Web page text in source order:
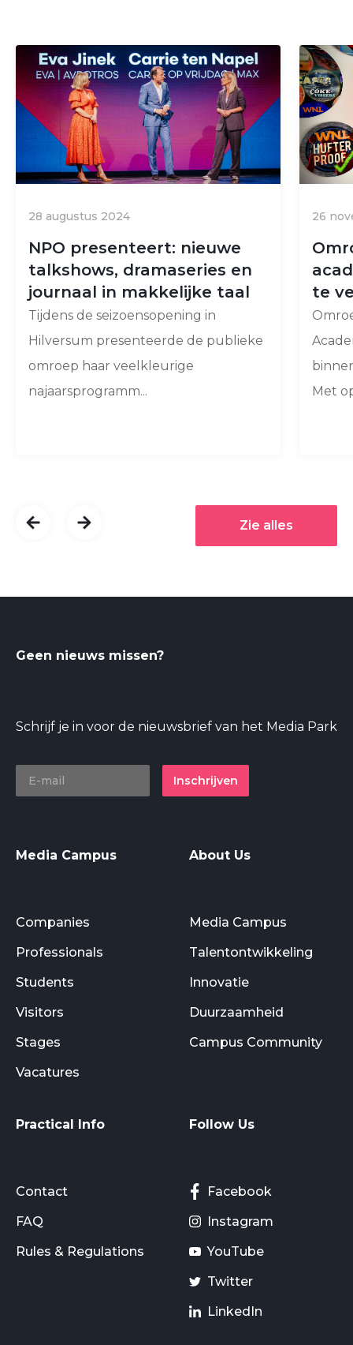
28 augustus 2024
NPO presenteert: nieuwe
talkshows, dramaseries en
journaal in makkelijke taal
Tijdens de seizoensopening in
Hilversum presenteerde de publieke
omroep haar veelkleurige
najaarsprogramm...
26
te
Met
Zie alles
Geen nieuws missen?
Schrijf je in voor de nieuwsbrief van het Media Park
Inschrijven
Media Campus
Companies
Professionals
Students
Visitors
Stages
Vacatures
About Us
Media Campus
Talentontwikkeling
Innovatie
Duurzaamheid
Campus Community
Practical Info
Contact
FAQ
Rules & Regulations
Follow Us
Facebook
Instagram
YouTube
Twitter
LinkedIn